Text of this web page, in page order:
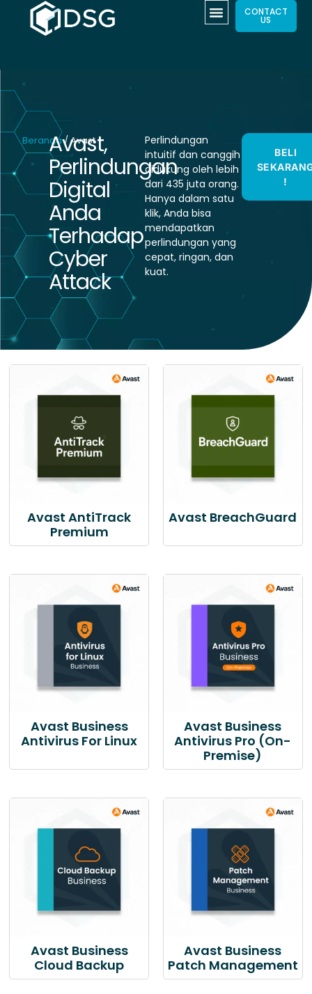
CONTACT
US
Beranda/ Avast
Avast,
Perlindungan
Digital
Anda
Terhadap
Cyber
Attack
Perlindungan
intuitif dan canggih
didukung oleh lebih
dari 435 juta orang.
Hanya dalam satu
klik, Anda bisa
mendapatkan
perlindungan yang
cepat, ringan, dan
kuat.
BELI
!
Avast AntiTrack
Premium
Avast BreachGuard
Avast Business
Antivirus For Linux
Avast Business
Antivirus Pro (On-
Premise)
Avast Business
Cloud Backup
Avast Business
Patch Management